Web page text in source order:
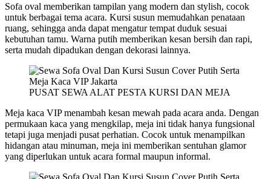
Sofa oval memberikan tampilan yang modern dan stylish, cocok
untuk berbagai tema acara. Kursi susun memudahkan penataan
ruang, sehingga anda dapat mengatur tempat duduk sesuai
kebutuhan tamu. Warna putih memberikan kesan bersih dan rapi,
serta mudah dipadukan dengan dekorasi lainnya.
PUSAT SEWA ALAT PESTA KURSI DAN MEJA
Meja kaca VIP menambah kesan mewah pada acara anda. Dengan
permukaan kaca yang mengkilap, meja ini tidak hanya fungsional
tetapi juga menjadi pusat perhatian. Cocok untuk menampilkan
hidangan atau minuman, meja ini memberikan sentuhan glamor
yang diperlukan untuk acara formal maupun informal.